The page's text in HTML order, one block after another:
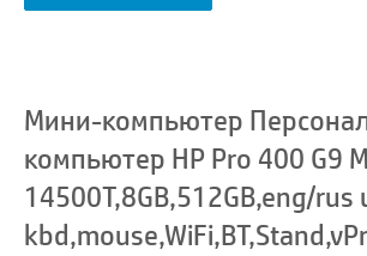
Мини-компьютер
компьютер HP Pro 400 G9
14500T,8GB,512GB,eng/rus